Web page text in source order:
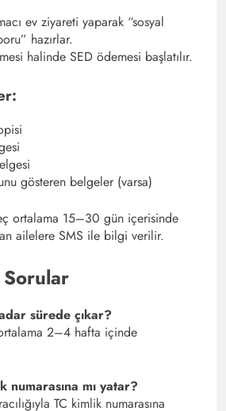
ev ziyareti yaparak “sosyal
hazırlar.
halinde SED ödemesi başlatılır.
gösteren belgeler (varsa)
ortalama 15–30 gün içerisinde
ailelere SMS ile bilgi verilir.
Sorular
sürede çıkar?
2–4 hafta içinde
numarasına mı yatar?
TC kimlik numarasına